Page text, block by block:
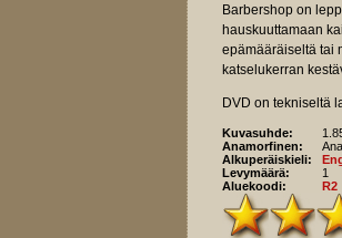
Barbershop on
hauskuuttamaan
epämääräiseltä tai
katselukerran
DVD on tekniseltä
Kuvasuhde:
Anamorfinen:
Alkuperäiskieli:
Levymäärä:
1
Aluekoodi:
R2